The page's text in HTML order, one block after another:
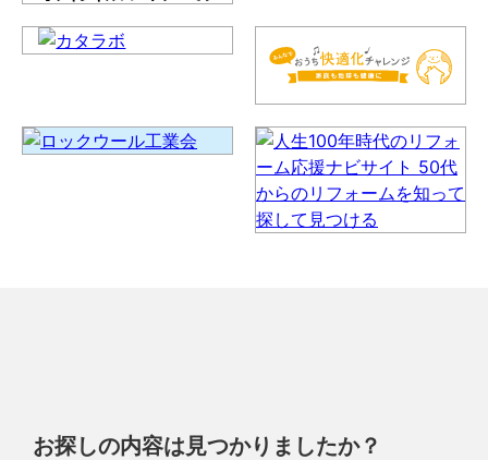
お探しの内容は見つかりましたか？